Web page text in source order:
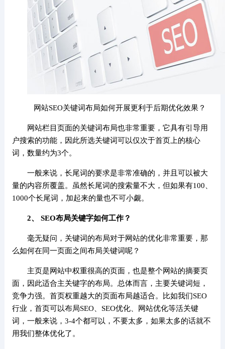
网站SEO关键词布局如何开展更利于后期优化效果？
网站栏目页面的关键词布局也非常重要，它具有引导用
户搜索的功能，因此所选关键词可以仅次于首页上的核心
词，数量约为3个。
一般来说，长尾词的要求是非常准确的，并且可以被大
量的内容所覆盖。虽然长尾词的搜索量不大，但如果有100、
1000个长尾词，加起来的量也不可小觑。
2、 SEO布局关键字如何工作？
毫无疑问，关键词的布局对于网站的优化非常重要，那
么如何在同一页面之间布局关键词呢？
主页是网站中权重很高的页面，也是整个网站的摘要页
面，因此适合主关键字的布局。总体而言，主要关键词短，
竞争力强。首页权重越大的页面布局越适合。比如我们SEO
行业，首页可以布局SEO、SEO优化、网站优化等活关键
词，一般来说，3-4个都可以，不要太多，如果太多的话就不
用我们整体优化了。